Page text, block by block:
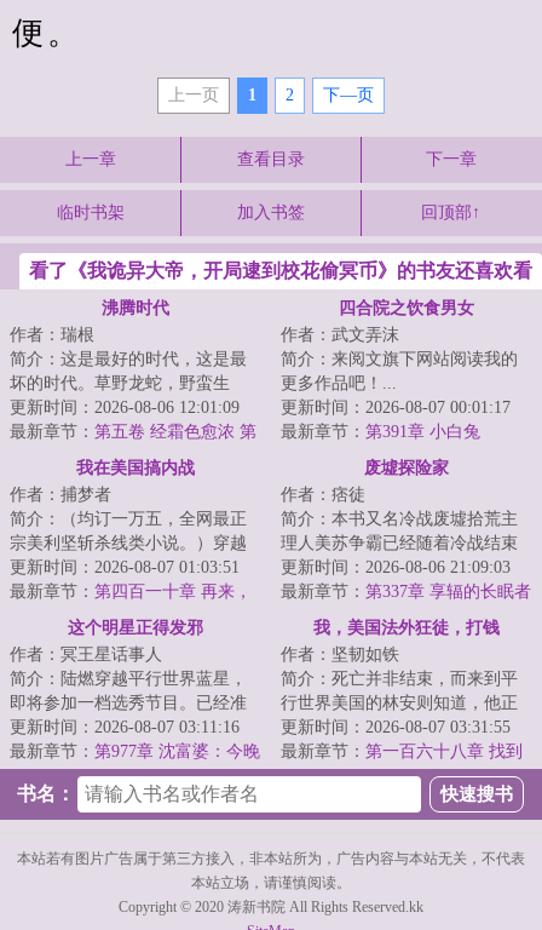
便。
上一页 1 2 下—页
上一章 查看目录 下一章
临时书架 加入书签 回顶部↑
看了《我诡异大帝，开局逮到校花偷冥币》的书友还喜欢看
沸腾时代
作者：瑞根
简介：这是最好的时代，这是最
坏的时代。草野龙蛇，野蛮生
长，野心和欲望交织在一起，总
能铸就翻天覆地的...
更新时间：2026-08-06 12:01:09
最新章节： 第五卷 经霜色愈浓 第
七节 易求无价宝（二合一求
四合院之饮食男女
作者：武文弄沫
简介：来阅文旗下网站阅读我的
更多作品吧！...
更新时间：2026-08-07 00:01:17
最新章节： 第391章 小白兔
我在美国搞内战
作者：捕梦者
简介：（均订一万五，全网最正
宗美利坚斩杀线类小说。）穿越
成了美利坚底层流浪汉，好在绑
定了地下城冒险...
更新时间：2026-08-07 01:03:51
最新章节： 第四百一十章 再来，
都来！（求月票）
废墟探险家
作者：痞徒
简介：本书又名冷战废墟拾荒主
理人美苏争霸已经随着冷战结束
而落幕，但那些曾经布置于最前
线最隐秘位置的...
更新时间：2026-08-06 21:09:03
最新章节： 第337章 享辐的长眠者
这个明星正得发邪
作者：冥王星话事人
简介：陆燃穿越平行世界蓝星，
即将参加一档选秀节目。已经准
备好靠抽象出圈的他，却绑定了
一个正能量文娱...
更新时间：2026-08-07 03:11:16
最新章节： 第977章 沈富婆：今晚
我要累死你
我，美国法外狂徒，打钱
作者：坚韧如铁
简介：死亡并非结束，而来到平
行世界美国的林安则知道，他正
在地狱进行一场伟大的冒险。...
更新时间：2026-08-07 03:31:55
最新章节： 第一百六十八章 找到
你了
书名：
本站若有图片广告属于第三方接入，非本站所为，广告内容与本站无关，不代表
本站立场，请谨慎阅读。
Copyright © 2020 涛新书院 All Rights Reserved.kk